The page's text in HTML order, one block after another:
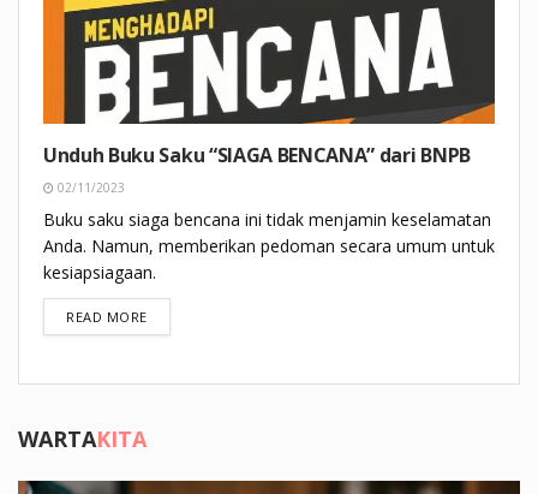
Unduh Buku Saku “SIAGA BENCANA” dari BNPB
02/11/2023
Buku saku siaga bencana ini tidak menjamin keselamatan
Anda. Namun, memberikan pedoman secara umum untuk
kesiapsiagaan.
READ MOREDETAILS
WARTAKITA